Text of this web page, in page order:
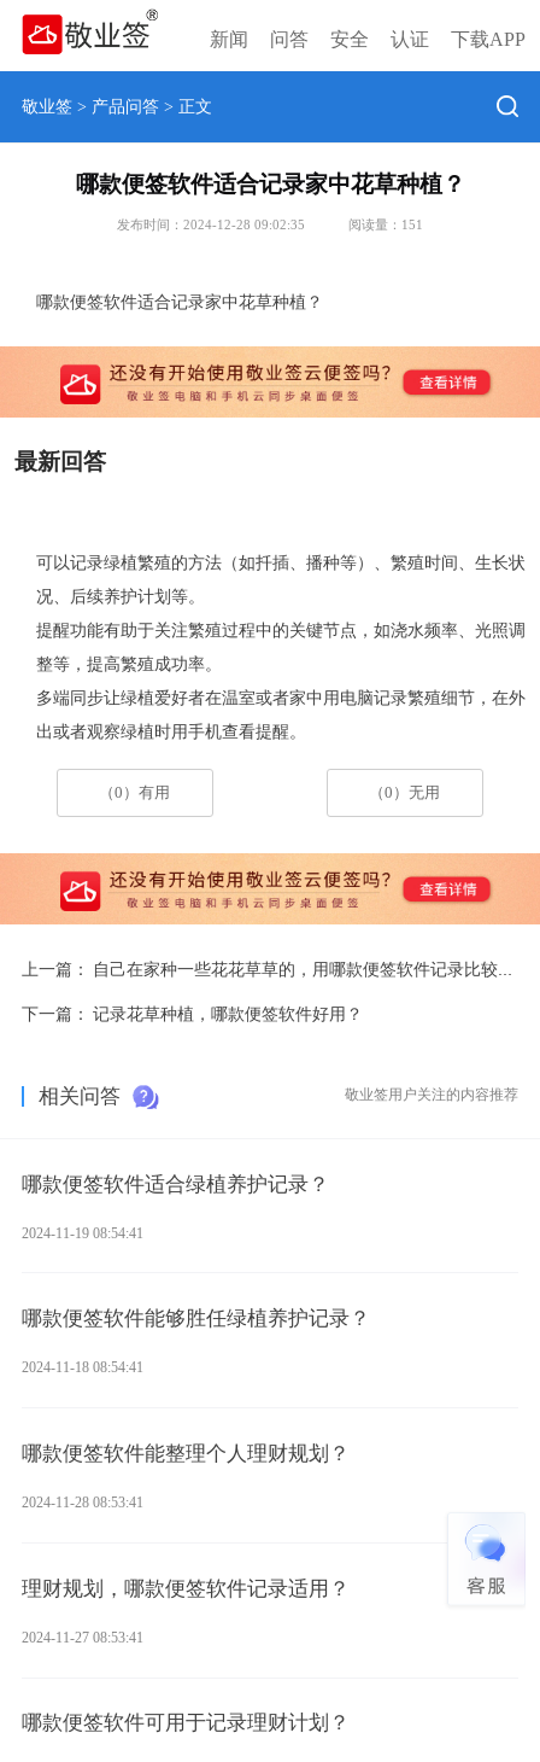
新闻 问答 安全 认证 下载APP
敬业签> 产品问答> 正文
哪款便签软件适合记录家中花草种植？
发布时间：2024-12-28 09:02:35 阅读量： 151
哪款便签软件适合记录家中花草种植？
最新回答
可以记录绿植繁殖的方法（如扦插、播种等）、繁殖时间、生长状
况、后续养护计划等。
提醒功能有助于关注繁殖过程中的关键节点，如浇水频率、光照调
整等，提高繁殖成功率。
多端同步让绿植爱好者在温室或者家中用电脑记录繁殖细节，在外
出或者观察绿植时用手机查看提醒。
（0）有用 （0）无用
上一篇： 自己在家种一些花花草草的，用哪款便签软件记录比较好？
下一篇： 记录花草种植，哪款便签软件好用？
相关问答 敬业签用户关注的内容推荐
哪款便签软件适合绿植养护记录？
2024-11-19 08:54:41
哪款便签软件能够胜任绿植养护记录？
2024-11-18 08:54:41
哪款便签软件能整理个人理财规划？
2024-11-28 08:53:41
理财规划，哪款便签软件记录适用？
2024-11-27 08:53:41
哪款便签软件可用于记录理财计划？